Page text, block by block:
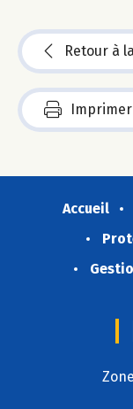
Retour à
Accueil